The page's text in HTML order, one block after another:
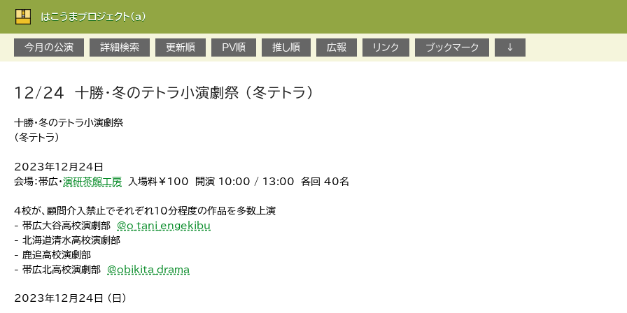
はこうまプロジェクト(a)
今月の公演
詳細検索 更新順 PV順 推し順 広報 リンク ブックマーク ↓
12/24 十勝・冬のテトラ小演劇祭 （冬テトラ）
十勝・冬のテトラ小演劇祭
（冬テトラ）
2023年12月24日
会場：帯広・演研茶館工房 入場料￥100 開演 10:00 / 13:00 各回 40名
4校が、顧問介入禁止でそれぞれ10分程度の作品を多数上演
- 帯広大谷高校演劇部 @o_tani_engekibu
- 北海道清水高校演劇部
- 鹿追高校演劇部
- 帯広北高校演劇部 @obikita_drama
2023年12月24日 （日）